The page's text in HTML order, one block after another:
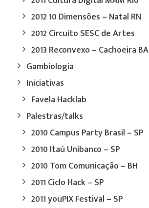
2012 10 Dimensões – Natal RN
2012 Circuito SESC de Artes
2013 Reconvexo – Cachoeira BA
Gambiologia
Iniciativas
Favela Hacklab
Palestras/talks
2010 Campus Party Brasil – SP
2010 Itaú Unibanco – SP
2010 Tom Comunicação – BH
2011 Ciclo Hack – SP
2011 youPIX Festival – SP